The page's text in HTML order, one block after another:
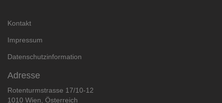
Kontakt
Impressum
Datenschutzinformation
Adresse
Rotenturmstrasse 17/10-12
1010 Wien, Österreich